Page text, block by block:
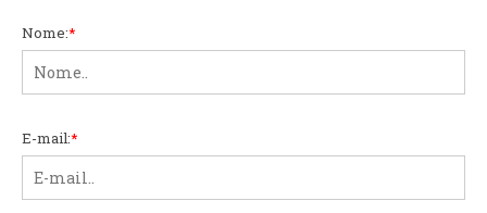
Nome:*
E-mail:*